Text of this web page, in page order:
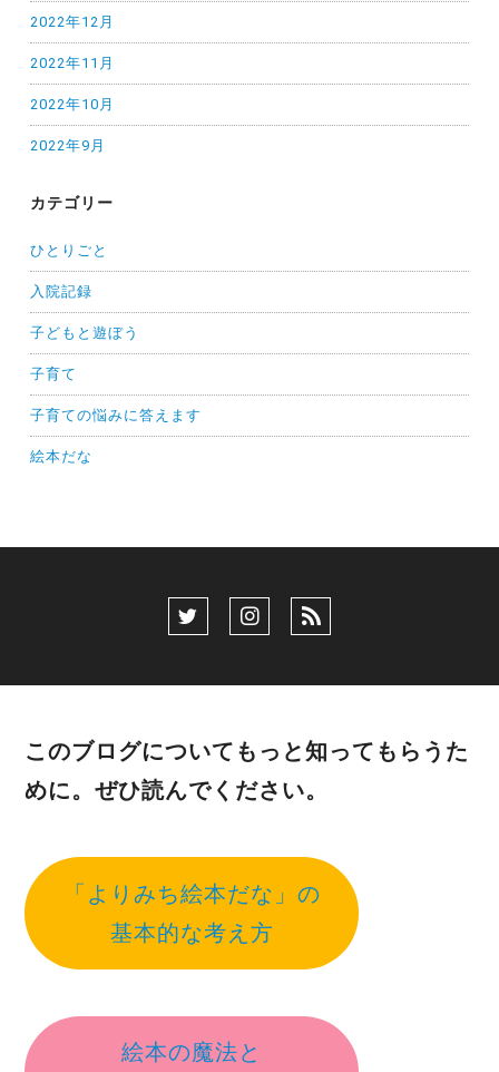
2022年12月
2022年11月
2022年10月
2022年9月
カテゴリー
ひとりごと
入院記録
子どもと遊ぼう
子育て
子育ての悩みに答えます
絵本だな
このブログについてもっと知ってもらうた
めに。ぜひ読んでください。
「よりみち絵本だな」の
基本的な考え方
絵本の魔法と